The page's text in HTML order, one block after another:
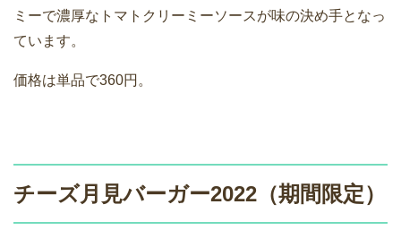
ミーで濃厚なトマトクリーミーソースが味の決め手となっ
ています。
価格は単品で360円。
チーズ月見バーガー2022（期間限定）